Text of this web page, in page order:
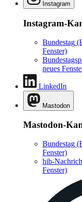
Instagram
Instagram-
Bundestag
Fenster)
neues
LinkedIn
Mastodon
Mastodon-
Bundestag
Fenster)
hib-
Fenster)